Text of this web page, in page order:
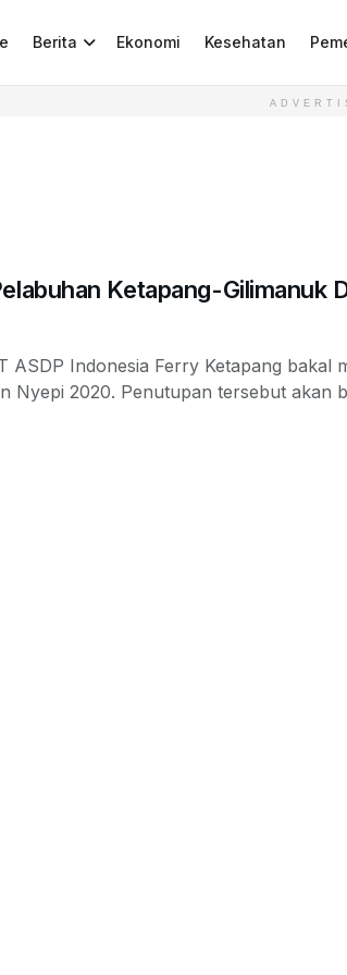
Berita Ekonomi Kesehatan
Ketapang-Gilimanuk
ASDP Indonesia Ferry Ketapang bakal
Nyepi 2020. Penutupan tersebut akan